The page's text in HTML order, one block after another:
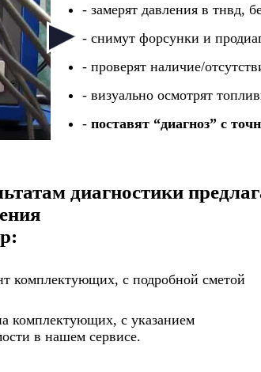
- замерят давления в тнвд,
- снимут форсунки и
- проверят наличие/
- визуально осмотрят
- поставят “диагноз” с
диагностики
комплектующих, с подробной сметой
комплектующих, с указанием
в нашем сервисе.